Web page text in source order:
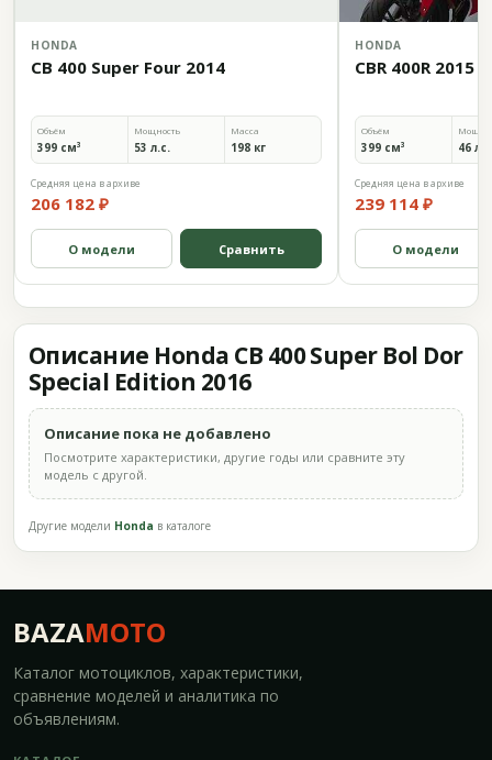
HONDA
CB 400 Super Four 2014
Объём
399 см³
Мощность
53 л.с.
Масса
198 кг
Средняя цена в архиве
206 182 ₽
О модели Сравнить
HONDA
CBR 400R 2015
Объём
399 см³ 46
Средняя цена в архиве
239 114 ₽
О модели
Описание Honda CB 400 Super Bol Dor
Special Edition 2016
Описание пока не добавлено
Посмотрите характеристики, другие годы или сравните эту
модель с другой.
Другие модели Honda в каталоге
BAZAMOTO
Каталог мотоциклов, характеристики,
сравнение моделей и аналитика по
объявлениям.